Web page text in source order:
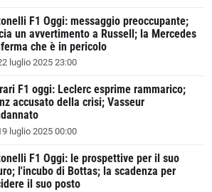
F1 Oggi: messaggio preoccupante;
un avvertimento a Russell; la Mercedes
che è in pericolo
luglio 2025 23:00
F1 oggi: Leclerc esprime rammarico;
accusato della crisi; Vasseur
luglio 2025 00:00
F1 Oggi: le prospettive per il suo
l'incubo di Bottas; la scadenza per
il suo posto